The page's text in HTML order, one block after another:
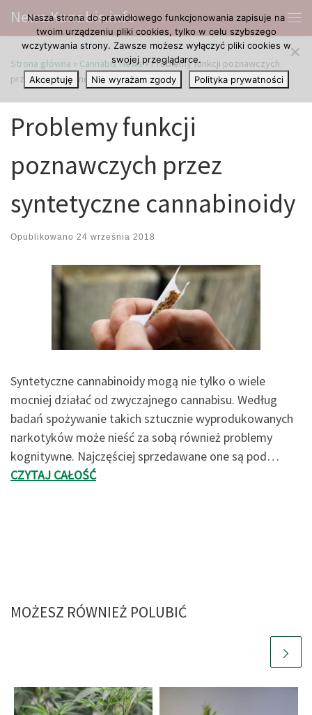
Przejdź do treści
News.Kanabis.info
Strona główna » Cannabis News »Problemy funkcji poznawczych
przez syntetyczne cannabinoidy
Problemy funkcji
poznawczych przez
syntetyczne cannabinoidy
Opublikowano 24 września 2018
Syntetyczne cannabinoidy mogą nie tylko o wiele
mocniej działać od zwyczajnego cannabisu. Według
badań spożywanie takich sztucznie wyprodukowanych
narkotyków może nieść za sobą również problemy
kognitywne. Najczęściej sprzedawane one są pod…
CZYTAJ CAŁOŚĆ
MOŻESZ RÓWNIEŻ POLUBIĆ
Nasza strona do prawidłowego funkcjonowania zapisuje na
twoim urządzeniu pliki cookies, tylko w celu szybszego
wczytywania strony. Zawsze możesz wyłączyć pliki cookies w
swojej przeglądarce.
Akceptuję
Nie wyrażam zgody Polityka prywatności